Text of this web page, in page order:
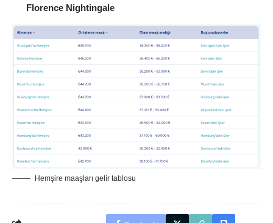
Florence Nightingale
Hemşire maaşları gelir tablosu